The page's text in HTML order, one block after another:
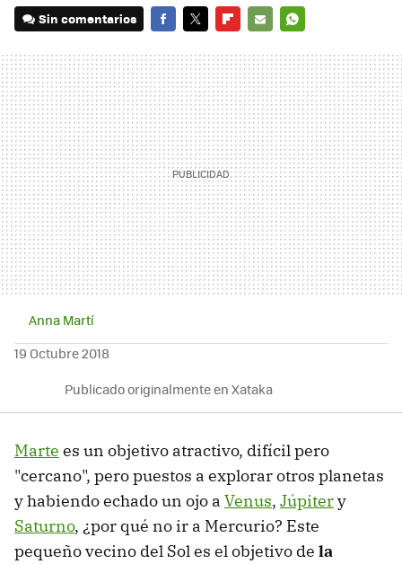
Sin comentarios
MAIL
Anna Martí
19 Octubre 2018
Publicado originalmente en Xataka
Marte es un objetivo atractivo, difícil pero
"cercano", pero puestos a explorar otros planetas
y habiendo echado un ojo a Venus, Júpitery
Saturno, ¿por qué no ir a Mercurio? Este
pequeño vecino del Sol es el objetivo de la